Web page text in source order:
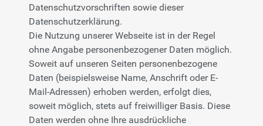
Datenschutzvorschriften sowie dieser
Datenschutzerklärung.
Die Nutzung unserer Webseite ist in der Regel
ohne Angabe personenbezogener Daten möglich.
Soweit auf unseren Seiten personenbezogene
Daten (beispielsweise Name, Anschrift oder E-
Mail-Adressen) erhoben werden, erfolgt dies,
soweit möglich, stets auf freiwilliger Basis. Diese
Daten werden ohne Ihre ausdrückliche